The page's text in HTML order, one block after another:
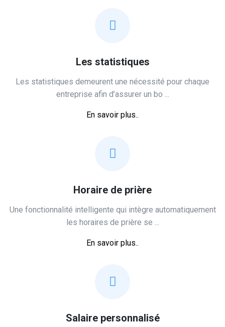
Les statistiques
Les statistiques demeurent une nécessité pour chaque
entreprise afin d’assurer un ‎bo ...
En savoir plus..
Horaire de prière
Une fonctionnalité intelligente qui intègre automatiquement
les horaires de prière se ...
En savoir plus..
Salaire personnalisé